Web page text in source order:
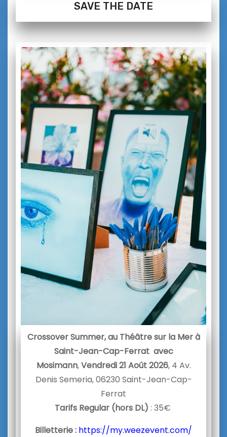
SAVE THE DATE
Crossover Summer, au Théâtre sur la Mer à
Saint-Jean-Cap-Ferrat avec
Mosimann,Vendredi 21 Août 2026, 4 Av.
Denis Semeria, 06230 Saint-Jean-Cap-
Ferrat
Tarifs Regular (hors DL) : 35€
Billetterie : https://my.weezevent.com/